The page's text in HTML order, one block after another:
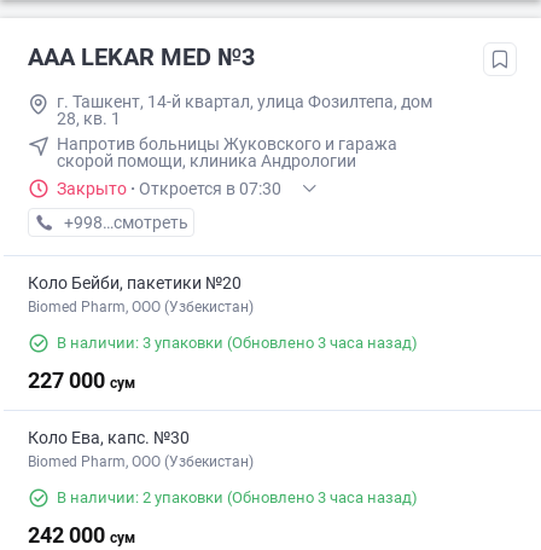
AAA LEKAR MED №3
г. Ташкент, 14-й квартал, улица Фозилтепа, дом
28, кв. 1
Напротив больницы Жуковского и гаража
скорой помощи, клиника Андрологии
Закрыто · Откроется в 07:30
+998 (97) XXX-XX-XX
смотреть
Коло Бейби, пакетики №20
Biomed Pharm, OOO (Узбекистан)
В наличии: 3 упаковки (Обновлено 3 часа назад)
227 000 сум
Коло Ева, капс. №30
Biomed Pharm, OOO (Узбекистан)
В наличии: 2 упаковки (Обновлено 3 часа назад)
242 000 сум